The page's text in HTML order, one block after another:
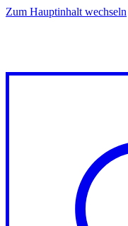
Zum Hauptinhalt wechseln